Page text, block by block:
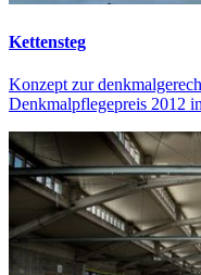
Kettensteg
Konzept zur
Denkmalpflegepreis 2012